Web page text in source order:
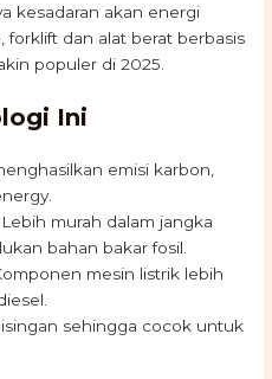
kesadaran akan energi
forklift dan alat berat berbasis
populer di 2025.
Ini
emisi karbon,
Lebih murah dalam jangka
bahan bakar fosil.
mesin listrik lebih
sehingga cocok untuk